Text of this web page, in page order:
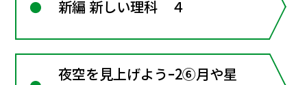
新編 新しい理科 ４
夜空を見上げようｰ2⑥月や星